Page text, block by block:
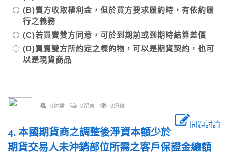
(B)賣方收取權利金，但於買方要求履約時，有依約履
行之義務
(C)若買賣雙方同意，可於到期前或到期時結算差價
(D)買賣雙方所約定之標的物，可以是期貨契約，也可
以是現貨商品
0討論 0留言 0追蹤
問題討論
4. 本國期貨商之調整後淨資本額少於
期貨交易人未沖銷部位所需之客戶保證金總額